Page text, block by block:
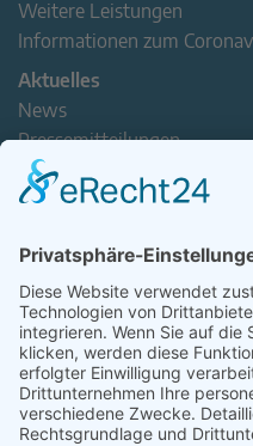
Weitere Leistungen
Informationen zum
Aktuelles
News
Pressemitteilungen
Newsletter
Handel(n) im Norden –
Verband erleben
Der Tag des
Jetzt Mitarbeitende
handel2go –
Veranstaltungen
Intern